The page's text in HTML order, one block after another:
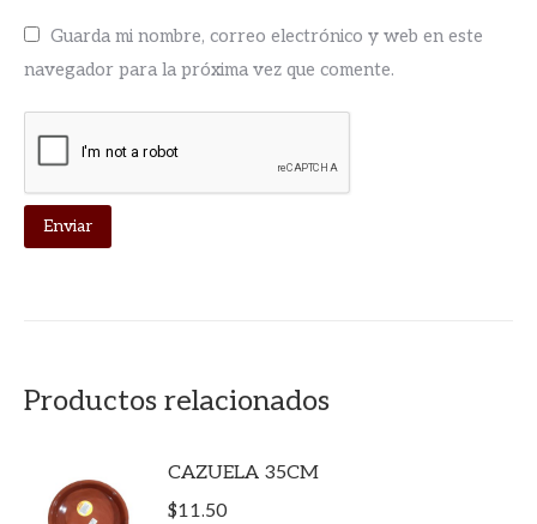
Guarda mi nombre, correo electrónico y web en este
navegador para la próxima vez que comente.
Productos relacionados
CAZUELA 35CM
$11.50